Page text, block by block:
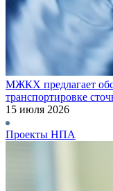
МЖКХ предлагает
транспортировке
15 июля 2026
Проекты НПА